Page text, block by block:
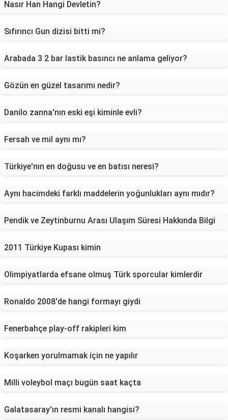
Nasır Han Hangi Devletin?
Sıfırıncı Gun dizisi bitti mi?
Arabada 3 2 bar lastik basıncı ne anlama geliyor?
Gözün en güzel tasarımı nedir?
Danilo zanna'nın eski eşi kiminle evli?
Fersah ve mil aynı mı?
Türkiye'nın en doğusu ve en batısı neresi?
Aynı hacimdeki farklı maddelerin yoğunlukları aynı mıdır?
Pendik ve Zeytinburnu Arası Ulaşım Süresi Hakkında Bilgi
2011 Türkiye Kupası kimin
Olimpiyatlarda efsane olmuş Türk sporcular kimlerdir
Ronaldo 2008'de hangi formayı giydi
Fenerbahçe play-off rakipleri kim
Koşarken yorulmamak için ne yapılır
Milli voleybol maçı bugün saat kaçta
Galatasaray'ın resmi kanalı hangisi?